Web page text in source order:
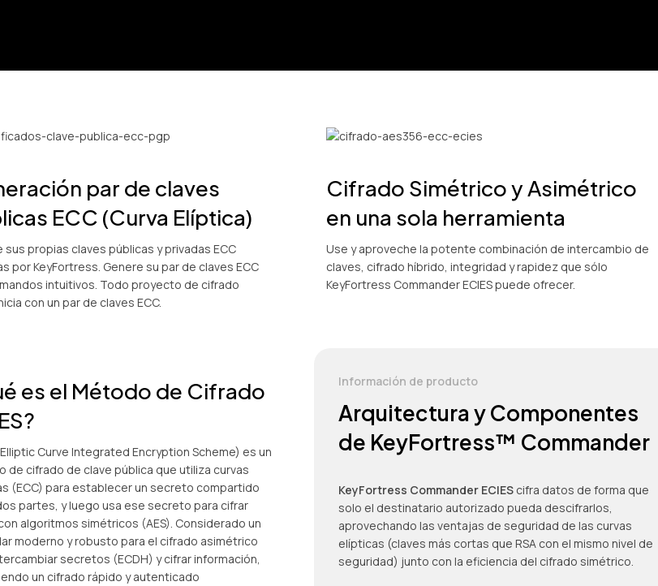
par de claves
ECC (Curva Elíptica)
sus propias claves públicas y privadas ECC
por KeyFortress. Genere su par de claves ECC
intuitivos. Todo proyecto de cifrado
con un par de claves ECC.
Cifrado Simétrico y Asimétrico
en una sola herramienta
Use y aproveche la potente combinación de intercambio de
claves, cifrado híbrido, integridad y rapidez que sólo
KeyFortress Commander ECIES puede ofrecer.
es el Método de Cifrado
Curve Integrated Encryption Scheme) es un
de cifrado de clave pública que utiliza curvas
(ECC) para establecer un secreto compartido
partes, y luego usa ese secreto para cifrar
algoritmos simétricos (AES). Considerado un
moderno y robusto para el cifrado asimétrico
secretos (ECDH) y cifrar información,
un cifrado rápido y autenticado
Información de producto
Arquitectura y Componentes
de KeyFortress™ Commander
KeyFortress Commander ECIES cifra datos de forma que
solo el destinatario autorizado pueda descifrarlos,
aprovechando las ventajas de seguridad de las curvas
elípticas (claves más cortas que RSA con el mismo nivel de
seguridad) junto con la eficiencia del cifrado simétrico.